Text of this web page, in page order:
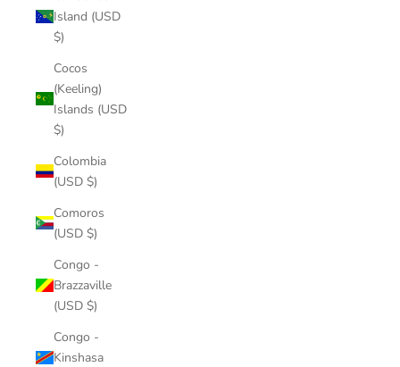
Island (USD
$)
Cocos
(Keeling)
Islands (USD
$)
Colombia
(USD $)
Comoros
(USD $)
Congo -
Brazzaville
(USD $)
Congo -
Kinshasa